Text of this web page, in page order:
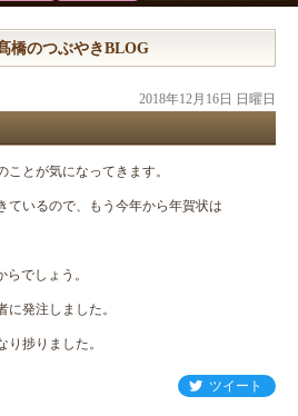
橋のつぶやきBLOG
2018年12月16日 日曜日
とが気になってきます。
ているので、もう今年から年賀状は
でしょう。
発注しました。
捗りました。
ツイート